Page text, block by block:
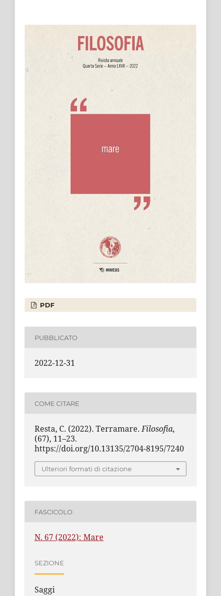
PDF
PUBBLICATO
2022-12-31
COME CITARE
Resta, C. (2022). Terramare.Filosofia,
(67), 11–23.
https://doi.org/10.13135/2704-8195/7240
Ulteriori formati di citazione
FASCICOLO
N. 67 (2022): Mare
SEZIONE
Saggi